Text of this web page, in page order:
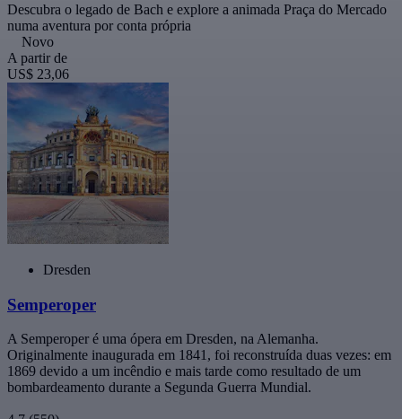
Descubra o legado de Bach e explore a animada Praça do Mercado
numa aventura por conta própria
Novo
A partir de
US$ 23,06
Dresden
Semperoper
A Semperoper é uma ópera em Dresden, na Alemanha.
Originalmente inaugurada em 1841, foi reconstruída duas vezes: em
1869 devido a um incêndio e mais tarde como resultado de um
bombardeamento durante a Segunda Guerra Mundial.